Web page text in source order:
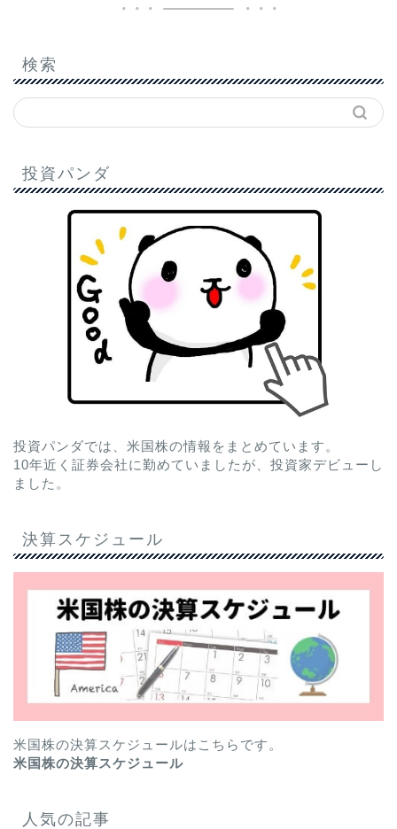
検索
投資パンダ
投資パンダでは、米国株の情報をまとめています。
10年近く証券会社に勤めていましたが、投資家デビューし
ました。
決算スケジュール
米国株の決算スケジュールはこちらです。
米国株の決算スケジュール
人気の記事